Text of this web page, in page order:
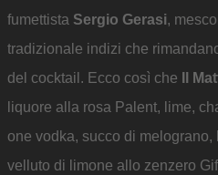
fumettista Sergio Gerasi,
tradizionale indizi che
del cocktail. Ecco così che
Il
liquore alla rosa Palent, lime,
one vodka, succo di melograno,
velluto di limone allo zenzero